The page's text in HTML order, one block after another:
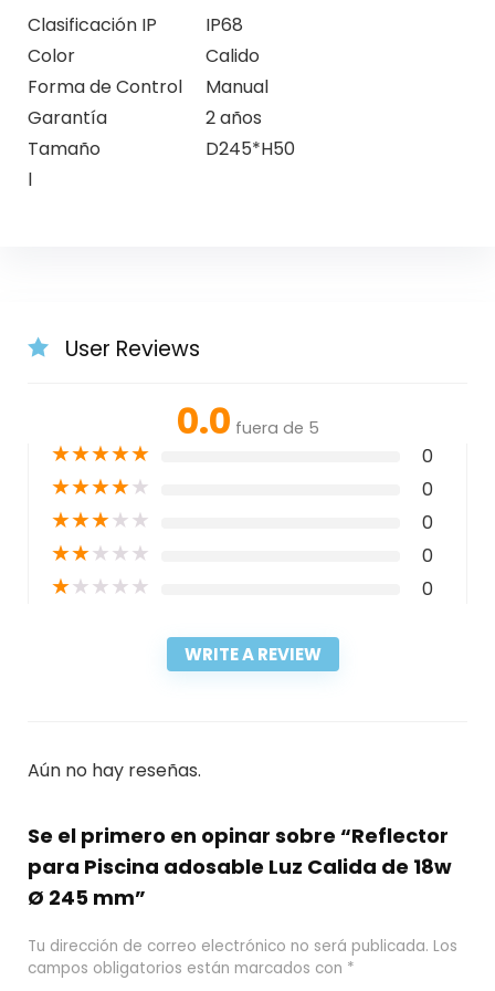
Clasificación IP
IP68
Color
Calido
Forma de Control
Manual
Garantía
2 años
Tamaño
D245*H50
l
User Reviews
0.0 fuera de 5
★★★★★ 0
★★★★★ 0
★★★★★ 0
★★★★★ 0
★★★★★ 0
WRITE A REVIEW
Aún no hay reseñas.
Se el primero en opinar sobre “Reflector
para Piscina adosable Luz Calida de 18w
Ø 245 mm”
Tu dirección de correo electrónico no será publicada. Los
campos obligatorios están marcados con *